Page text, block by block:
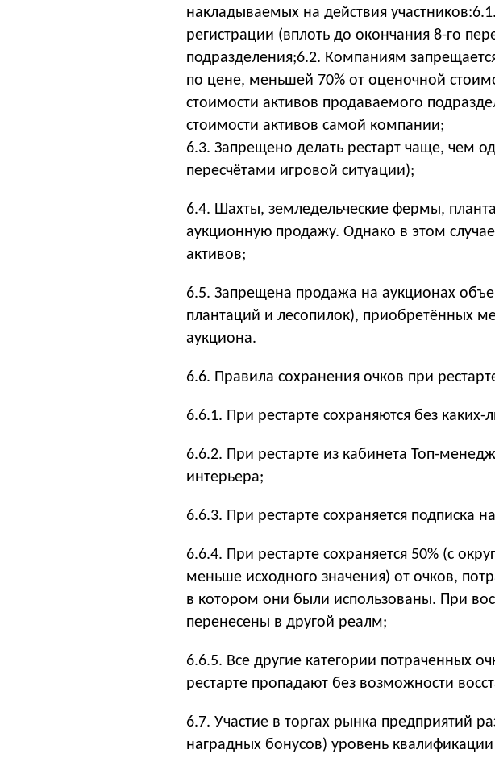
накладываемых на действия
регистрации (вплоть до окончания 8-го
подразделения;6.2. Компаниям
по цене, меньшей 70% от оценочной
стоимости активов продаваемого
стоимости активов самой компании;
6.3. Запрещено делать рестарт чаще, чем
пересчётами игровой ситуации);
6.4. Шахты, земледельческие фермы,
аукционную продажу. Однако в этом
активов;
6.5. Запрещена продажа на аукционах
плантаций и лесопилок), приобретённых
аукциона.
6.6. Правила сохранения очков при
6.6.1. При рестарте сохраняются без
6.6.2. При рестарте из кабинета Топ-
интерьера;
6.6.3. При рестарте сохраняется подписка
6.6.4. При рестарте сохраняется 50% (с
меньше исходного значения) от очков,
в котором они были использованы. При
перенесены в другой реалм;
6.6.5. Все другие категории потраченных
рестарте пропадают без возможности
6.7. Участие в торгах рынка предприятий
наградных бонусов) уровень